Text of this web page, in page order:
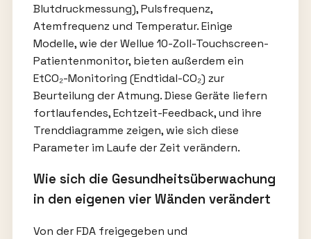
Blutdruckmessung), Pulsfrequenz,
Atemfrequenz und Temperatur. Einige
Modelle, wie der Wellue 10-Zoll-Touchscreen-
Patientenmonitor, bieten außerdem ein
EtCO₂-Monitoring (Endtidal-CO₂) zur
Beurteilung der Atmung. Diese Geräte liefern
fortlaufendes, Echtzeit-Feedback, und ihre
Trenddiagramme zeigen, wie sich diese
Parameter im Laufe der Zeit verändern.
Wie sich die Gesundheitsüberwachung
in den eigenen vier Wänden verändert
Von der FDA freigegeben und